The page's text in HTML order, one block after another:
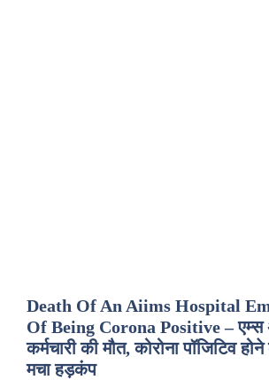
Death Of An Aiims Hospital
Of Being Corona Positive –
कर्मचारी की मौत, कोरोना पॉजिटिव
मचा हड़कंप